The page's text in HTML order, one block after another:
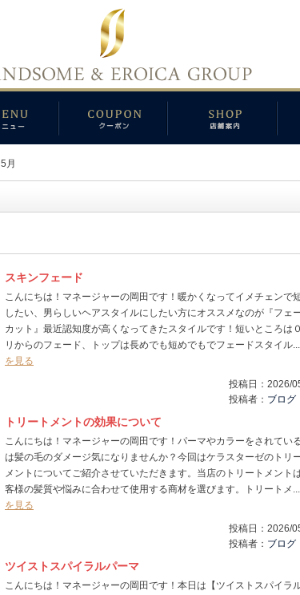
5月
スキンフェード
こんにちは！マネージャーの岡田です！暖かくなってイメチェンで
したい、男らしいヘアスタイルにしたい方にオススメなのが『フェ
カット』最近認知度が高くなってきたスタイルです！短いところは
リからのフェード、トップは長めでも短めでもでフェードスタイル...
を見る
投稿日： 2026/
投稿者： ブログ
トリートメントの効果について
こんにちは！マネージャーの岡田です！パーマやカラーをされてい
は髪の毛のダメージ気になりませんか？今回はケラスターゼのトリ
メントについてご紹介させていただきます。当店のトリートメント
客様の髪質や悩みに合わせて使用する商材を選びます。トリートメ...
を見る
投稿日： 2026/
投稿者： ブログ
ツイストスパイラルパーマ
こんにちは！マネージャーの岡田です！本日は【ツイストスパイラ